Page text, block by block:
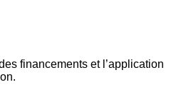
financements et l’application